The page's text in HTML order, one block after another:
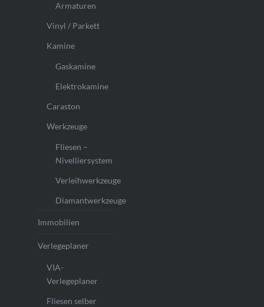
Armaturen
Vinyl / Parkett
Kamine
Gaskamine
Elektrokamine
Caraston
Werkzeuge
Fliesen –
Nivelliersystem
Verleihwerkzeuge
Diamantwerkzeuge
Immobilien
Verlegeplaner
VIA-
Verlegeplaner
Fliesen selber